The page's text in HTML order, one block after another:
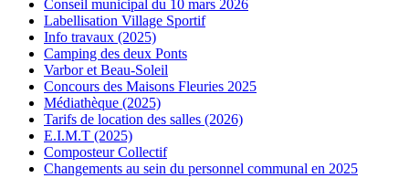
Conseil municipal du 10 mars 2026
Labellisation Village Sportif
Info travaux (2025)
Camping des deux Ponts
Varbor et Beau-Soleil
Concours des Maisons Fleuries 2025
Médiathèque (2025)
Tarifs de location des salles (2026)
E.I.M.T (2025)
Composteur Collectif
Changements au sein du personnel communal en 2025